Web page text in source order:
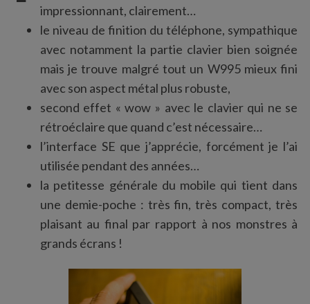
impressionnant, clairement…
le niveau de finition du téléphone, sympathique
avec notamment la partie clavier bien soignée
mais je trouve malgré tout un W995 mieux fini
avec son aspect métal plus robuste,
second effet « wow » avec le clavier qui ne se
rétroéclaire que quand c’est nécessaire…
l’interface SE que j’apprécie, forcément je l’ai
utilisée pendant des années…
la petitesse générale du mobile qui tient dans
une demie-poche : très fin, très compact, très
plaisant au final par rapport à nos monstres à
grands écrans !